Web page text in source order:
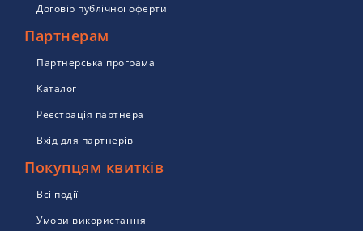
Договір публічної оферти
Партнерам
Партнерська програма
Каталог
Реєстрація партнера
Вхід для партнерів
Покупцям квитків
Всі події
Умови використання